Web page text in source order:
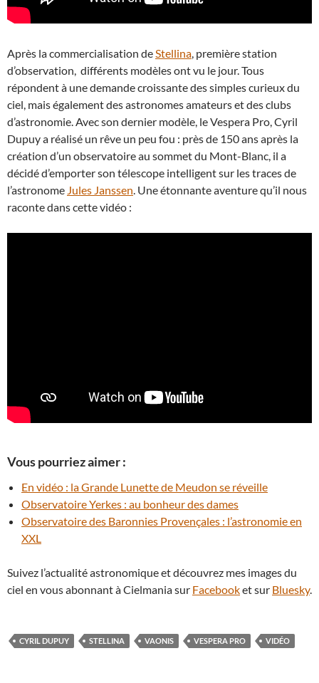
Après la commercialisation de Stellina , première station
d’observation, différents modèles ont vu le jour. Tous
répondent à une demande croissante des simples curieux du
ciel, mais également des astronomes amateurs et des clubs
d’astronomie. Avec son dernier modèle, le Vespera Pro, Cyril
Dupuy a réalisé un rêve un peu fou : près de 150 ans après la
création d’un observatoire au sommet du Mont-Blanc, il a
décidé d’emporter son télescope intelligent sur les traces de
l’astronome Jules Janssen . Une étonnante aventure qu’il nous
raconte dans cette vidéo :
Vous pourriez aimer :
En vidéo : la Grande Lunette de Meudon se réveille
Observatoire Yerkes : au bonheur des dames
Observatoire des Baronnies Provençales : l’astronomie en
XXL
Suivez l’actualité astronomique et découvrez mes images du
ciel en vous abonnant à Cielmania sur Facebooket sur Bluesky.
CYRIL DUPUY STELLINA VAONIS VESPERA PRO VIDÉO